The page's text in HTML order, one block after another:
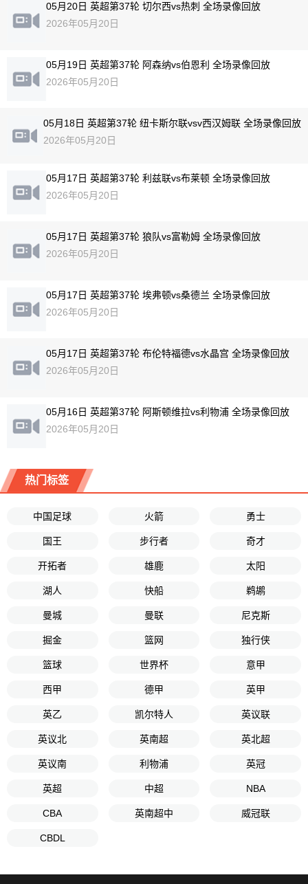
05月20日 英超第37轮 切尔西vs热刺 全场录像回放
2026年05月20日
05月19日 英超第37轮 阿森纳vs伯恩利 全场录像回放
2026年05月20日
05月18日 英超第37轮 纽卡斯尔联vsv西汉姆联 全场录像回放
2026年05月20日
05月17日 英超第37轮 利兹联vs布莱顿 全场录像回放
2026年05月20日
05月17日 英超第37轮 狼队vs富勒姆 全场录像回放
2026年05月20日
05月17日 英超第37轮 埃弗顿vs桑德兰 全场录像回放
2026年05月20日
05月17日 英超第37轮 布伦特福德vs水晶宫 全场录像回放
2026年05月20日
05月16日 英超第37轮 阿斯顿维拉vs利物浦 全场录像回放
2026年05月20日
热门标签
中国足球 火箭 勇士
国王 步行者 奇才
开拓者 雄鹿 太阳
湖人 快船 鹈鹕
曼城 曼联 尼克斯
掘金 篮网 独行侠
篮球 世界杯 意甲
西甲 德甲 英甲
英乙 凯尔特人 英议联
英议北 英南超 英北超
英议南 利物浦 英冠
英超 中超 NBA
CBA 英南超中 威冠联
CBDL